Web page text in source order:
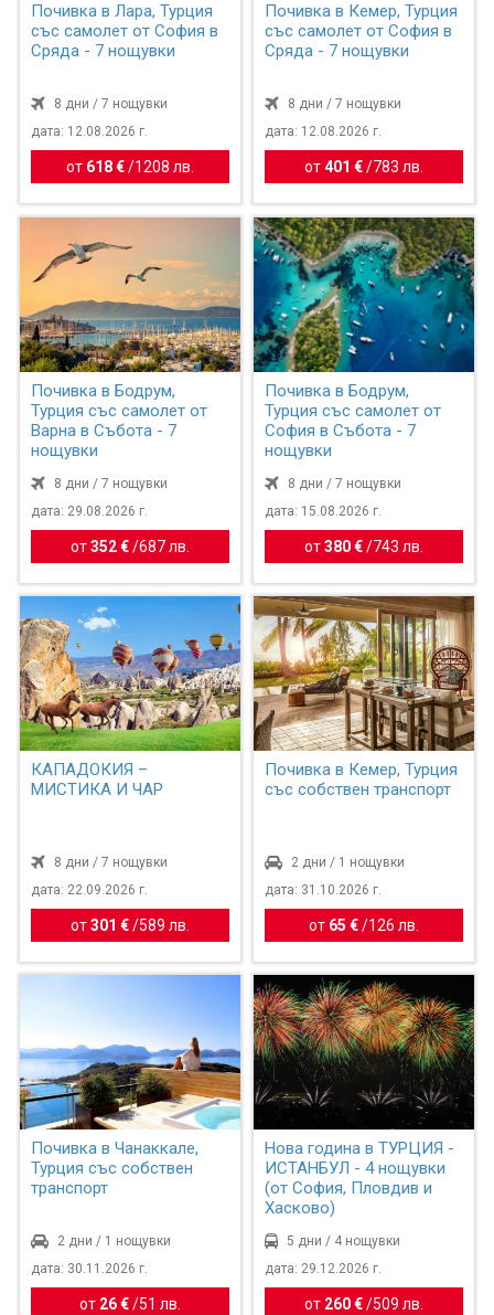
Почивка в Лара, Турция
със самолет от София в
Сряда - 7 нощувки
8 дни / 7 нощувки
дата: 12.08.2026 г.
от 618 € / 1208 лв.
Почивка в Кемер, Турция
със самолет от София в
Сряда - 7 нощувки
8 дни / 7 нощувки
дата: 12.08.2026 г.
от401 €/ 783 лв.
Почивка в Бодрум,
Турция със самолет от
Варна в Събота - 7
нощувки
8 дни / 7 нощувки
дата: 29.08.2026 г.
от352 € /687 лв.
Почивка в Бодрум,
Турция със самолет от
София в Събота - 7
нощувки
8 дни / 7 нощувки
дата: 15.08.2026 г.
от380 €/ 743 лв.
КАПАДОКИЯ –
МИСТИКА И ЧАР
8 дни / 7 нощувки
дата: 22.09.2026 г.
от301 € /589 лв.
Почивка в Кемер, Турция
със собствен транспорт
2 дни / 1 нощувки
дата: 31.10.2026 г.
от 65 €/ 126 лв.
Почивка в Чанаккале,
Турция със собствен
транспорт
2 дни / 1 нощувки
дата: 30.11.2026 г.
от 26 € /51 лв.
Нова година в ТУРЦИЯ -
ИСТАНБУЛ - 4 нощувки
(от София, Пловдив и
Хасково)
5 дни / 4 нощувки
дата: 29.12.2026 г.
от 260 €/509 лв.